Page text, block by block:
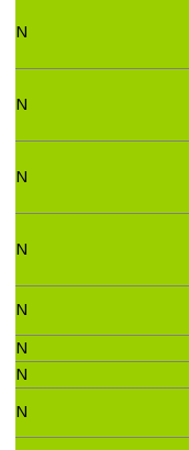
N
N
N
N
N
N
N
N